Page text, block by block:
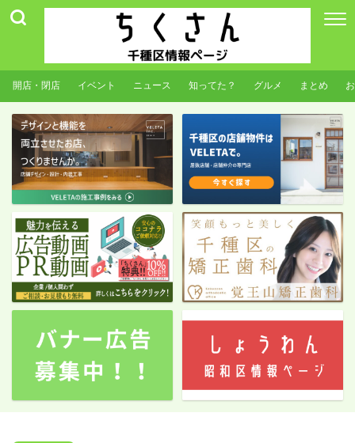
開店・閉店 イベント ニュース 知ってた？ グルメ まとめ